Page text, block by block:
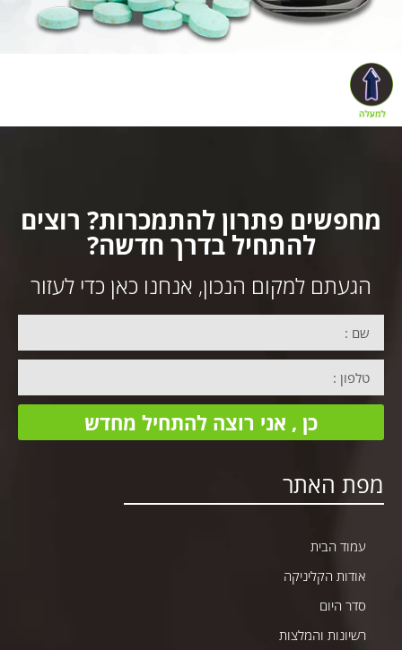
מחפשים פתרון להתמכרות? רוצים
להתחיל בדרך חדשה?
הגעתם למקום הנכון, אנחנו כאן כדי לעזור
כן , אני רוצה להתחיל מחדש
מפת האתר
עמוד הבית
אודות הקליניקה
סדר היום
רשיונות והמלצות